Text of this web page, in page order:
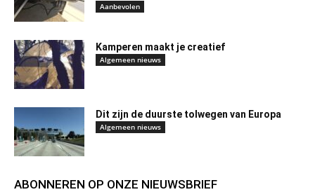
Aanbevolen
Kamperen maakt je creatief
Algemeen nieuws
Dit zijn de duurste tolwegen van Europa
Algemeen nieuws
ABONNEREN OP ONZE NIEUWSBRIEF